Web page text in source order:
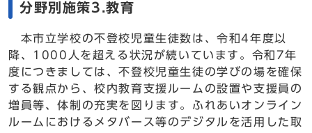
分野別施策3.教育
本市立学校の不登校児童生徒数は、令和4年度以
降、1000人を超える状況が続いています。令和7年
度につきましては、不登校児童生徒の学びの場を確保
する観点から、校内教育支援ルームの設置や支援員の
増員等、体制の充実を図ります。ふれあいオンライン
ルームにおけるメタバース等のデジタルを活用した取